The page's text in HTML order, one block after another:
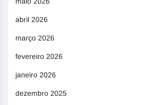
abril 2026
março 2026
fevereiro 2026
janeiro 2026
dezembro 2025